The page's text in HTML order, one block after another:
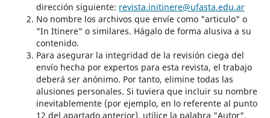
dirección siguiente: revista.initinere@ufasta.edu.ar
No nombre los archivos que envíe como "articulo" o
"In Itinere" o similares. Hágalo de forma alusiva a su
contenido.
Para asegurar la integridad de la revisión ciega del
envío hecha por expertos para esta revista, el trabajo
deberá ser anónimo. Por tanto, elimine todas las
alusiones personales. Si tuviera que incluir su nombre
inevitablemente (por ejemplo, en lo referente al punto
12 del apartado anterior), utilice la palabra "Autor".